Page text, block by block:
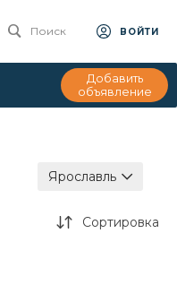
Поиск ВОЙТИ
Добавить
объявление
Ярославль
Сортировка